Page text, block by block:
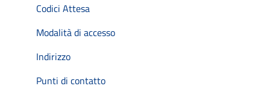
Codici Attesa
Modalità di accesso
Indirizzo
Punti di contatto